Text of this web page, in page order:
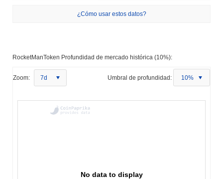
¿Cómo usar estos datos?
RocketManToken Profundidad de mercado histórica (10%):
Zoom: 7d Umbral de profundidad: 10%
No data to display